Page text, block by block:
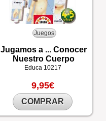
Juegos
Jugamos a ... Conocer
Nuestro Cuerpo
Educa 10217
9,95€
COMPRAR